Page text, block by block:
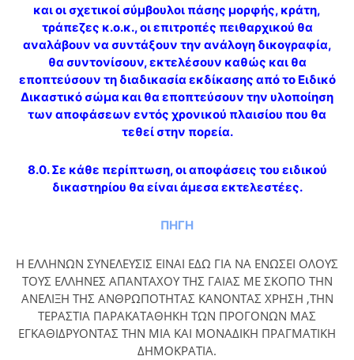
και οι σχετικοί σύμβουλοι πάσης μορφής, κράτη,
τράπεζες κ.ο.κ., οι επιτροπές πειθαρχικού θα
αναλάβουν να συντάξουν την ανάλογη δικογραφία,
θα συντονίσουν, εκτελέσουν καθώς και θα
εποπτεύσουν τη διαδικασία εκδίκασης από το Ειδικό
Δικαστικό σώμα και θα εποπτεύσουν την υλοποίηση
των αποφάσεων εντός χρονικού πλαισίου που θα
τεθεί στην πορεία.
8.0. Σε κάθε περίπτωση, οι αποφάσεις του ειδικού
δικαστηρίου θα είναι άμεσα εκτελεστέες.
ΠΗΓΗ
Η ΕΛΛΗΝΩΝ ΣΥΝΕΛΕΥΣΙΣ ΕΙΝΑΙ ΕΔΩ ΓΙΑ ΝΑ ΕΝΩΣΕΙ ΟΛΟΥΣ
ΤΟΥΣ ΕΛΛΗΝΕΣ ΑΠΑΝΤΑΧΟΥ ΤΗΣ ΓΑΙΑΣ ΜΕ ΣΚΟΠΟ ΤΗΝ
ΑΝΕΛΙΞΗ ΤΗΣ ΑΝΘΡΩΠΟΤΗΤΑΣ ΚΑΝΟΝΤΑΣ ΧΡΗΣΗ ,ΤΗΝ
ΤΕΡΑΣΤΙΑ ΠΑΡΑΚΑΤΑΘΗΚΗ ΤΩΝ ΠΡΟΓΟΝΩΝ ΜΑΣ
ΕΓΚΑΘΙΔΡΥΟΝΤΑΣ ΤΗΝ ΜΙΑ ΚΑΙ ΜΟΝΑΔΙΚΗ ΠΡΑΓΜΑΤΙΚΗ
ΔΗΜΟΚΡΑΤΙΑ.